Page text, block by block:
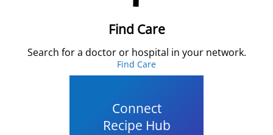
Find Care
Search for a doctor or hospital in your network.
Find Care
Connect
Recipe Hub